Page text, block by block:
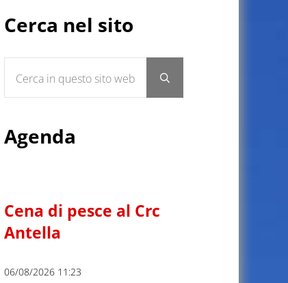
Cerca nel sito
Submit search
Agenda
Cena di pesce al Crc
Antella
06/08/2026 11:23